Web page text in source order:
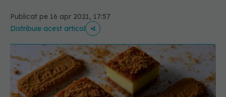
Publicat pe 16 apr 2021, 17:57
Distribuie acest articol